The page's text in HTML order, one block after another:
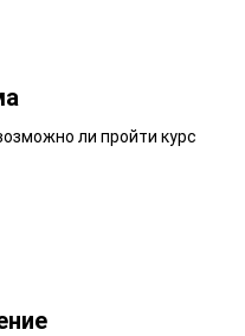
ли пройти курс